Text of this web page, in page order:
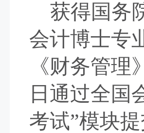
获得国务
会计博士专
《财务管
日通过全国
考试”模块